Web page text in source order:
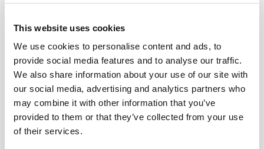
This website uses cookies
We use cookies to personalise content and ads, to
provide social media features and to analyse our traffic.
We also share information about your use of our site with
our social media, advertising and analytics partners who
may combine it with other information that you’ve
provided to them or that they’ve collected from your use
of their services.